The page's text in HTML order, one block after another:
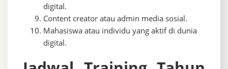
digital.
Content creator atau admin media sosial.
Mahasiswa atau individu yang aktif di dunia
digital.